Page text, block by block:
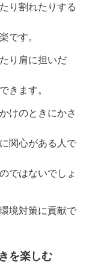
り割れたりする
です。
り肩に担いだ
きます。
けのときにかさ
関心がある人で
ではないでしょ
境対策に貢献で
を楽しむ